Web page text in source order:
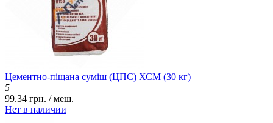
Цементно-піщана суміш (ЦПС) ХСМ (30 кг)
5
99.34 грн. / меш.
Нет в наличии